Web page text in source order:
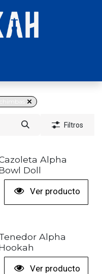
Filtros
+ COLORES
Alpha
Doll
Ver producto
+ COLORES
Alpha
Ver producto